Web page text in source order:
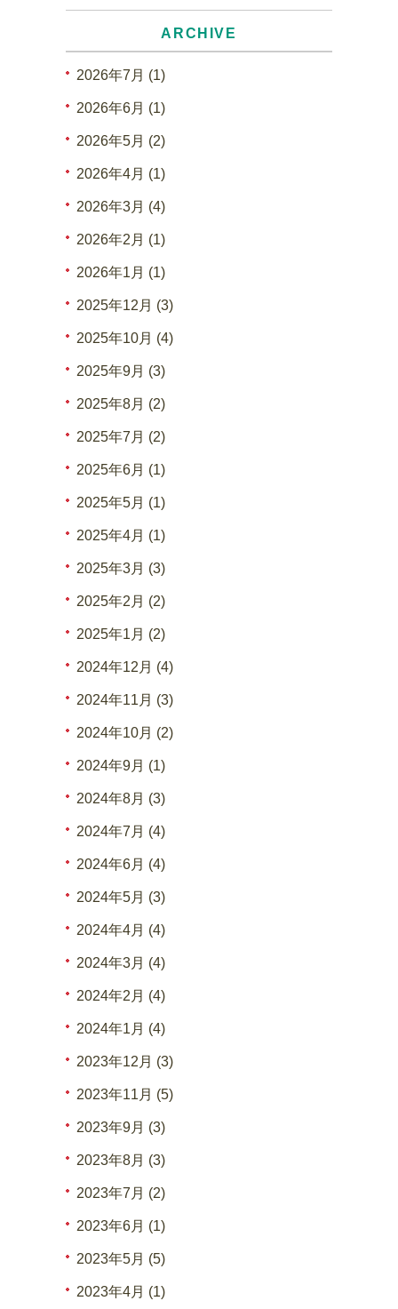
ARCHIVE
2026年7月 (1)
2026年6月 (1)
2026年5月 (2)
2026年4月 (1)
2026年3月 (4)
2026年2月 (1)
2026年1月 (1)
2025年12月 (3)
2025年10月 (4)
2025年9月 (3)
2025年8月 (2)
2025年7月 (2)
2025年6月 (1)
2025年5月 (1)
2025年4月 (1)
2025年3月 (3)
2025年2月 (2)
2025年1月 (2)
2024年12月 (4)
2024年11月 (3)
2024年10月 (2)
2024年9月 (1)
2024年8月 (3)
2024年7月 (4)
2024年6月 (4)
2024年5月 (3)
2024年4月 (4)
2024年3月 (4)
2024年2月 (4)
2024年1月 (4)
2023年12月 (3)
2023年11月 (5)
2023年9月 (3)
2023年8月 (3)
2023年7月 (2)
2023年6月 (1)
2023年5月 (5)
2023年4月 (1)